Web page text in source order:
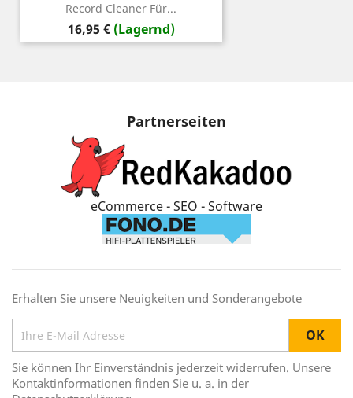
Record Cleaner Für...
Preis
16,95 € (Lagernd)
Partnerseiten
eCommerce - SEO - Software
Erhalten Sie unsere Neuigkeiten und Sonderangebote
Sie können Ihr Einverständnis jederzeit widerrufen. Unsere
Kontaktinformationen finden Sie u. a. in der